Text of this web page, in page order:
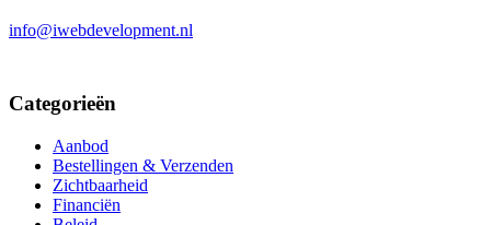
info@iwebdevelopment.nl
Categorieën
Aanbod
Bestellingen & Verzenden
Zichtbaarheid
Financiën